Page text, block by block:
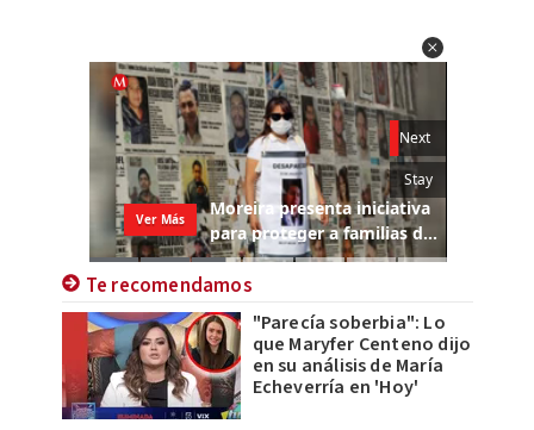
Te recomendamos
"Parecía soberbia": Lo
que Maryfer Centeno dijo
en su análisis de María
Echeverría en 'Hoy'